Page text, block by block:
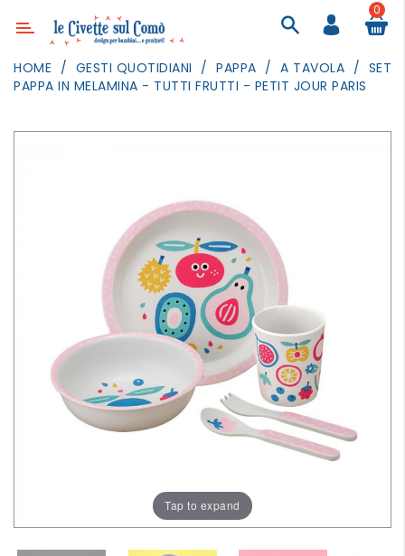
Categoria
ARREDAMENTO
EVENTI
OUTDOOR
0
HOME GESTI QUOTIDIANI PAPPA A TAVOLA
SET
PAPPA IN MELAMINA - TUTTI FRUTTI - PETIT JOUR PARIS
Tap to expand